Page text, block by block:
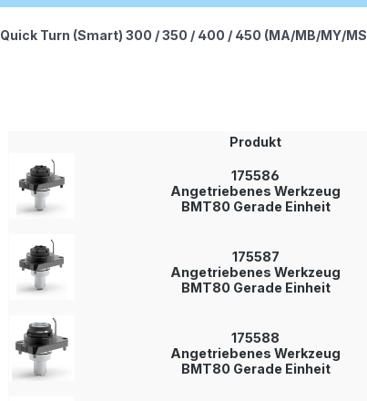
Quick Turn (Smart) 300 / 350 / 400 / 450 (MA/MB/MY/
Produkt
175586
Angetriebenes Werkzeug
BMT80 Gerade Einheit
175587
Angetriebenes Werkzeug
BMT80 Gerade Einheit
175588
Angetriebenes Werkzeug
BMT80 Gerade Einheit